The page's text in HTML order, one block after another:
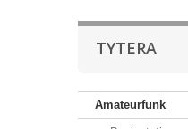
TYTERA
Amateurfunk